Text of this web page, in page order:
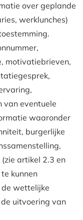
over geplande
werklunches)
motivatiebrieven,
van eventuele
waaronder
burgerlijke
artikel 2.3 en
kunnen
de wettelijke
uitvoering van